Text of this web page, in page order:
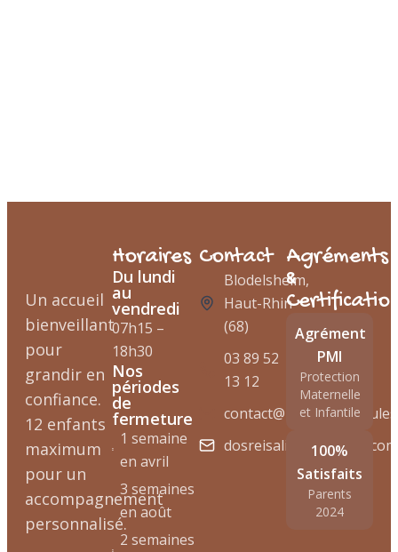
Un accueil
bienveillant
pour
grandir en
confiance.
12 enfants
maximum
pour un
accompagnement
personnalisé.
Horaires
Du lundi
au
vendredi
07h15 –
18h30
Nos
périodes
de
fermeture
1 semaine
en avril
3 semaines
en août
2 semaines
Contact
Blodelsheim,
Haut-Rhin
(68)
03 89 52
13 12
dosreisaline@hotmail.com
Agréments
&
Agrément
PMI
Protection
Maternelle
et Infantile
100%
Satisfaits
Parents
2024